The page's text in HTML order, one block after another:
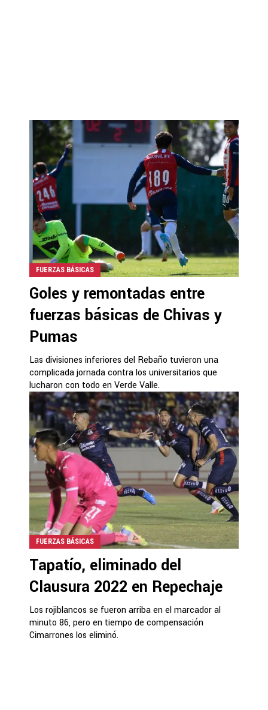
FUERZAS BÁSICAS
Goles y remontadas entre
fuerzas básicas de Chivas y
Pumas
Las divisiones inferiores del Rebaño tuvieron una
complicada jornada contra los universitarios que
lucharon con todo en Verde Valle.
FUERZAS BÁSICAS
Tapatío, eliminado del
Clausura 2022 en Repechaje
Los rojiblancos se fueron arriba en el marcador al
minuto 86, pero en tiempo de compensación
Cimarrones los eliminó.